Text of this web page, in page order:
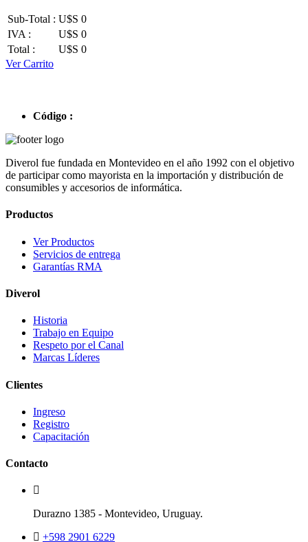
Sub-Total : U$S 0
IVA :
U$S 0
Total :
U$S 0
Ver Carrito
Código :
Diverol fue fundada en Montevideo en el año 1992 con el objetivo
de participar como mayorista en la importación y distribución de
consumibles y accesorios de informática.
Productos
Ver Productos
Servicios de entrega
Garantías RMA
Diverol
Historia
Trabajo en Equipo
Respeto por el Canal
Marcas Líderes
Clientes
Ingreso
Registro
Capacitación
Contacto
Durazno 1385 - Montevideo, Uruguay.
+598 2901 6229